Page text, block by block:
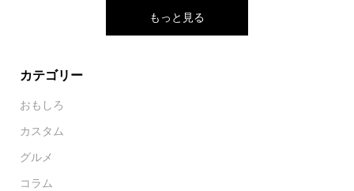
もっと見る
カテゴリー
おもしろ
カスタム
グルメ
コラム